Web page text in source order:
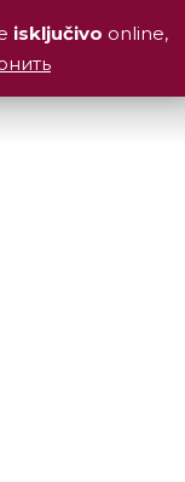
isključivo online,